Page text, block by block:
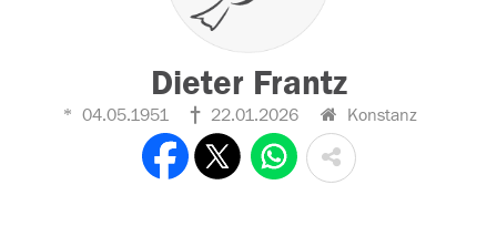
Dieter Frantz
04.05.1951 22.01.2026 Konstanz